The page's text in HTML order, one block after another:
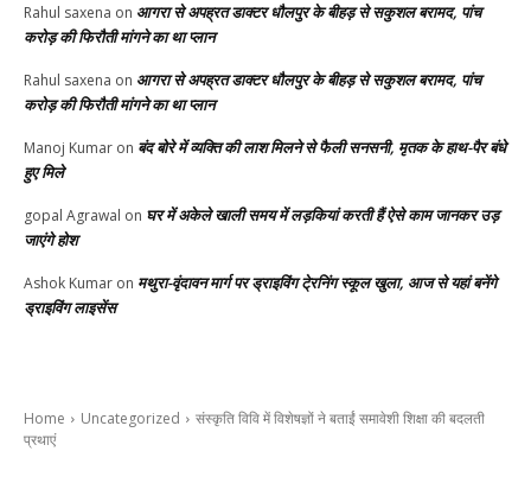
Rahul saxena on आगरा से अपह्रत डाक्टर धौलपुर के बीहड़ से सकुशल बरामद, पांच
करोड़ की फिरौती मांगने का था प्लान
Rahul saxena on आगरा से अपह्रत डाक्टर धौलपुर के बीहड़ से सकुशल बरामद, पांच
करोड़ की फिरौती मांगने का था प्लान
Manoj Kumar on बंद बोरे में व्यक्ति की लाश मिलने से फैली सनसनी, मृतक के हाथ-पैर बंधे
हुए मिले
gopal Agrawal on घर में अकेले खाली समय में लड़कियां करती हैं ऐसे काम जानकर उड़
जाएंगे होश
Ashok Kumar on मथुरा-वृंदावन मार्ग पर ड्राइविंग टे्रनिंग स्कूल खुला, आज से यहां बनेंगे
ड्राइविंग लाइसेंस